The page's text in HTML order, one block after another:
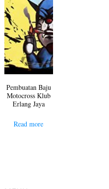
Pembuatan Baju
Motocross Klub
Erlang Jaya
Read more